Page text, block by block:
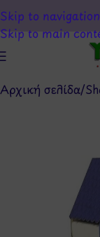
Skip to navigation
Skip to main
Αρχική σελίδα/